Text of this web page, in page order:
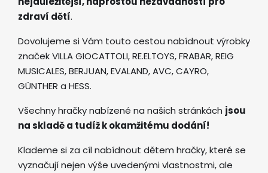
zdraví dětí.
Dovolujeme si Vám touto cestou nabídnout výrobky
značek VILLA GIOCATTOLI, RE.ELTOYS, FRABAR, REIG
MUSICALES, BERJUAN, EVALAND, AVC, CAYRO,
GÜNTHER a HESS.
Všechny hračky nabízené na našich stránkách jsou
na skladě a tudíž k okamžitému dodání!
Klademe si za cíl nabídnout dětem hračky, které se
vyznačují nejen výše uvedenými vlastnostmi, ale